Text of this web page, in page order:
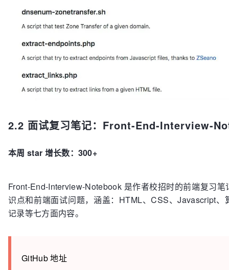
2.2 面试复习笔记：Front-End-Interview-
本周 star 增长数：300+
Front-End-Interview-Notebook 是作者校招时的前端复习
识点和前端面试问题，涵盖：HTML、CSS、Javascript
记录等七方面内容。
GitHub 地址